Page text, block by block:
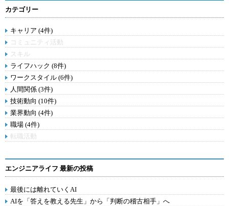
カテゴリー
キャリア (4件)
コミュニティ活動
スキル
ライフハック (8件)
ワークスタイル (6件)
人間関係 (3件)
技術動向 (10件)
業界動向 (4件)
職場 (4件)
転職活動
エンジニアライフ 最新の投稿
最後には離れていくAI
AIを「答えを教える先生」から「判断の稽古相手」へ